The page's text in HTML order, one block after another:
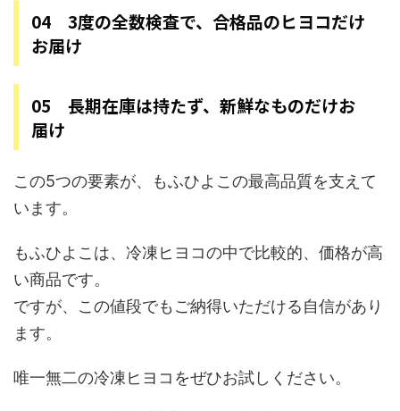
04 3度の全数検査で、合格品のヒヨコだけ
お届け
05 長期在庫は持たず、新鮮なものだけお
届け
この5つの要素が、もふひよこの最高品質を支えて
います。
もふひよこは、冷凍ヒヨコの中で比較的、価格が高
い商品です。
ですが、この値段でもご納得いただける自信があり
ます。
唯一無二の冷凍ヒヨコをぜひお試しください。